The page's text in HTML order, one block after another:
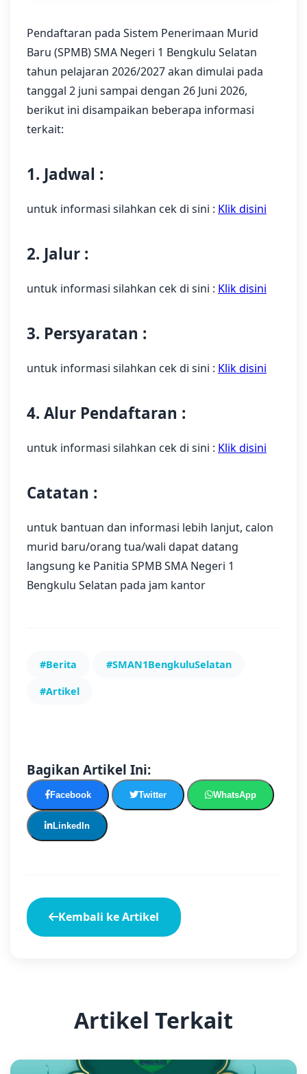
Pendaftaran pada Sistem Penerimaan Murid
Baru (SPMB) SMA Negeri 1 Bengkulu Selatan
tahun pelajaran 2026/2027 akan dimulai pada
tanggal 2 juni sampai dengan 26 Juni 2026,
berikut ini disampaikan beberapa informasi
terkait:
1. Jadwal :
untuk informasi silahkan cek di sini : Klik disini
2. Jalur :
untuk informasi silahkan cek di sini : Klik disini
3. Persyaratan :
untuk informasi silahkan cek di sini : Klik disini
4. Alur Pendaftaran :
untuk informasi silahkan cek di sini : Klik disini
Catatan :
untuk bantuan dan informasi lebih lanjut, calon
murid baru/orang tua/wali dapat datang
langsung ke Panitia SPMB SMA Negeri 1
Bengkulu Selatan pada jam kantor
#Berita #SMAN1BengkuluSelatan
#Artikel
Bagikan Artikel Ini:
Facebook Twitter WhatsApp
LinkedIn
Kembali ke Artikel
Artikel Terkait